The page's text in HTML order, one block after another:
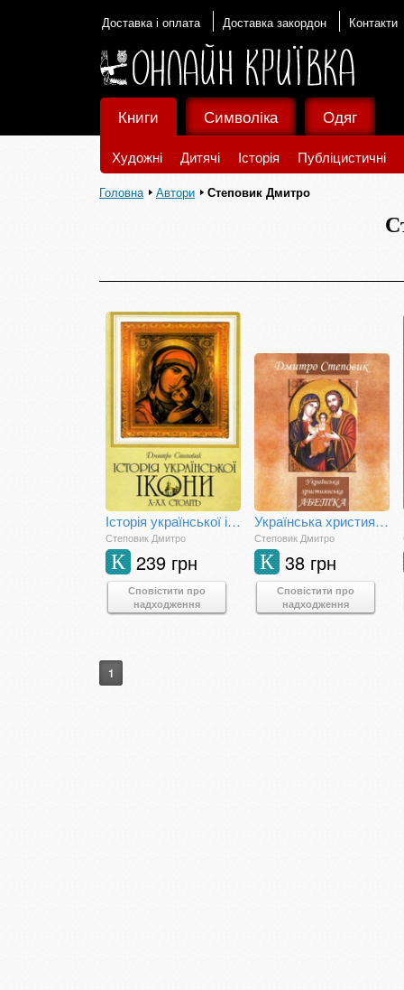
Доставка і оплата Доставка закордон Контакти
Книги
Художні Дитячі Історія Публіцистичні
Символіка Одяг
Головна Автори Степовик Дмитро
Історія української ікони Х-ХХ ст.
Степовик Дмитро
239 грн
К
Сповістити про
надходження
Українська християнська абетка: довідник з християнської етики
Степовик Дмитро
38 грн
К
Сповістити про
надходження
1